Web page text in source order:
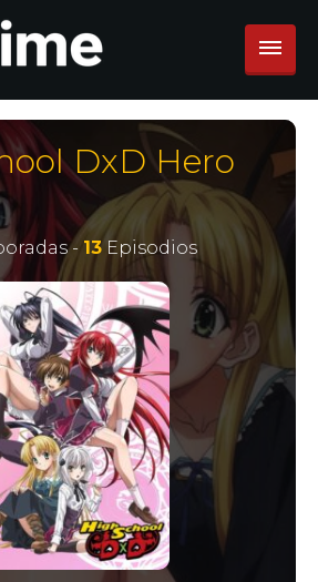
DxD Hero
- 13Episodios